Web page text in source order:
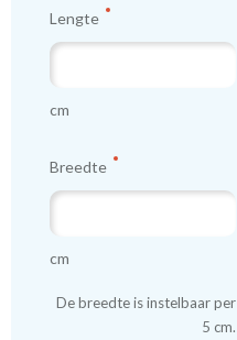
Lengte
cm
Breedte
cm
De breedte is instelbaar per
5 cm.